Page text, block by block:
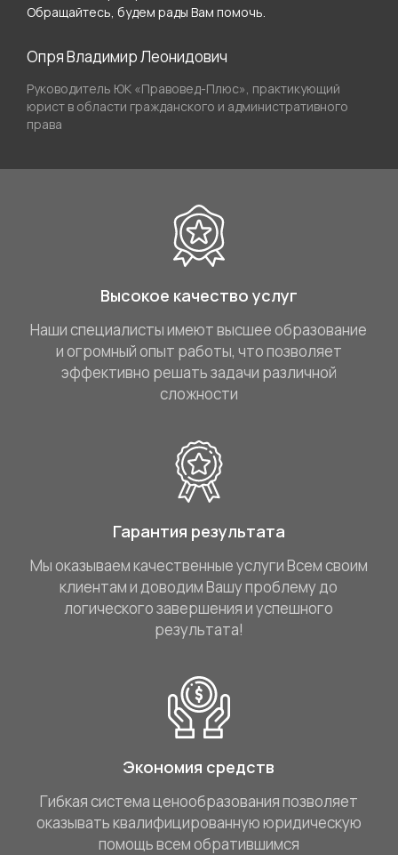
Обращайтесь, будем рады Вам помочь.
Опря Владимир Леонидович
Руководитель ЮК «Правовед-Плюс», практикующий
юрист в области гражданского и административного
права
Высокое качество услуг
Наши специалисты имеют высшее образование
и огромный опыт работы, что позволяет
эффективно решать задачи различной
сложности
Гарантия результата
Мы оказываем качественные услуги Всем своим
клиентам и доводим Вашу проблему до
логического завершения и успешного
результата!
Экономия средств
Гибкая система ценообразования позволяет
оказывать квалифицированную юридическую
помощь всем обратившимся